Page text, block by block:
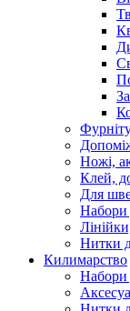
Ножі,
Клей,
Для
Набори
Нитки
Килимарство
Набори